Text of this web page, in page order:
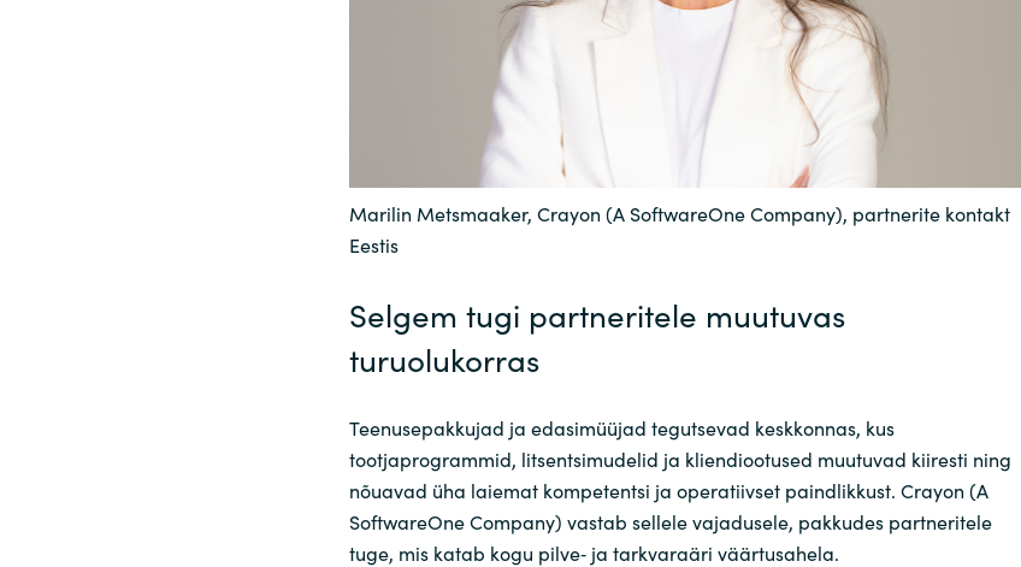
Marilin Metsmaaker, Crayon (A SoftwareOne Company), partnerite kontakt
Eestis
Selgem tugi partneritele muutuvas
turuolukorras
Teenusepakkujad ja edasimüüjad tegutsevad keskkonnas, kus
tootjaprogrammid, litsentsimudelid ja kliendiootused muutuvad kiiresti ning
nõuavad üha laiemat kompetentsi ja operatiivset paindlikkust. Crayon (A
SoftwareOne Company) vastab sellele vajadusele, pakkudes partneritele
tuge, mis katab kogu pilve‑ ja tarkvaraäri väärtusahela.